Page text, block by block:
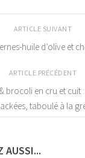
ARTICLE SUIVANT
huile d’olive et
ARTICLE PRÉCÉDENT
brocoli en cru et cuit
taboulé à la
AUSSI...